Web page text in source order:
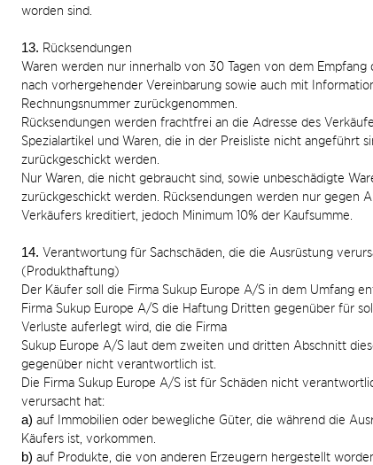
worden sind.
13. Rücksendungen
Waren werden nur innerhalb von 30 Tagen von dem Empfang
nach vorhergehender Vereinbarung sowie auch mit
Rechnungsnummer zurückgenommen.
Rücksendungen werden frachtfrei an die Adresse des
Spezialartikel und Waren, die in der Preisliste nicht angeführt
zurückgeschickt werden.
Nur Waren, die nicht gebraucht sind, sowie unbeschädigte
zurückgeschickt werden. Rücksendungen werden nur gegen
Verkäufers kreditiert, jedoch Minimum 10% der Kaufsumme.
14. Verantwortung für Sachschäden, die die Ausrüstung
(Produkthaftung)
Der Käufer soll die Firma Sukup Europe A/S in dem Umfang
Firma Sukup Europe A/S die Haftung Dritten gegenüber für
Verluste auferlegt wird, die die Firma
Sukup Europe A/S laut dem zweiten und dritten Abschnitt
gegenüber nicht verantwortlich ist.
Die Firma Sukup Europe A/S ist für Schäden nicht
verursacht hat:
a) auf Immobilien oder bewegliche Güter, die während die
Käufers ist, vorkommen.
b) auf Produkte, die von anderen Erzeugern hergestellt